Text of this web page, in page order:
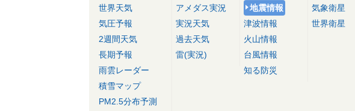
世界天気
気圧予報
2週間天気
長期予報
雨雲レーダー
積雪マップ
PM2.5分布予測
アメダス実況
実況天気
過去天気
雷(実況)
地震情報
津波情報
火山情報
台風情報
知る防災
気象衛星
世界衛星